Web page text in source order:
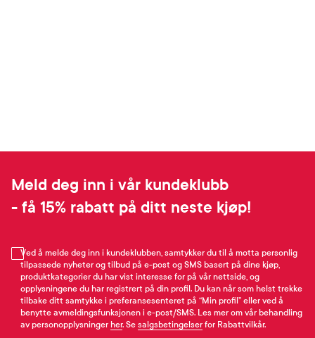
Meld deg inn i vår kundeklubb
- få 15% rabatt på ditt neste kjøp!
Ved å melde deg inn i kundeklubben, samtykker du til å motta personlig
tilpassede nyheter og tilbud på e-post og SMS basert på dine kjøp,
produktkategorier du har vist interesse for på vår nettside, og
opplysningene du har registrert på din profil. Du kan når som helst trekke
tilbake ditt samtykke i preferansesenteret på “Min profil” eller ved å
benytte avmeldingsfunksjonen i e-post/SMS. Les mer om vår behandling
av personopplysninger her. Se salgsbetingelser for Rabattvilkår.